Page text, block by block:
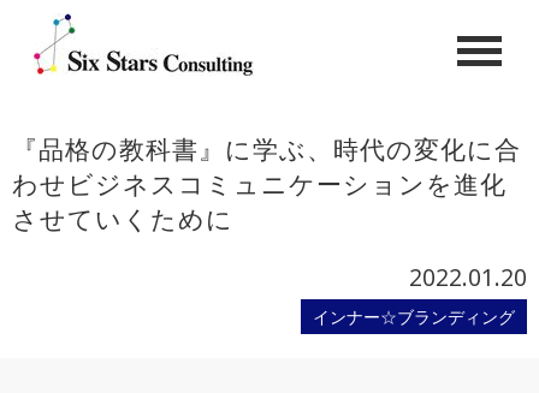
『品格の教科書』に学ぶ、時代の変化に合
わせビジネスコミュニケーションを進化
させていくために
2022.01.20
インナー☆ブランディング